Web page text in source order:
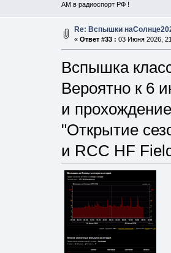
АМ в радиоспорт РФ !
Re: Вспышки
« Ответ #33 : 03 Июня 2026,
Вспышка
Вероятно к 6
и
"Открытие
и RCC HF